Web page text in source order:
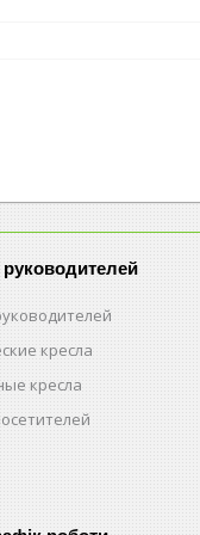
кресла
кресла